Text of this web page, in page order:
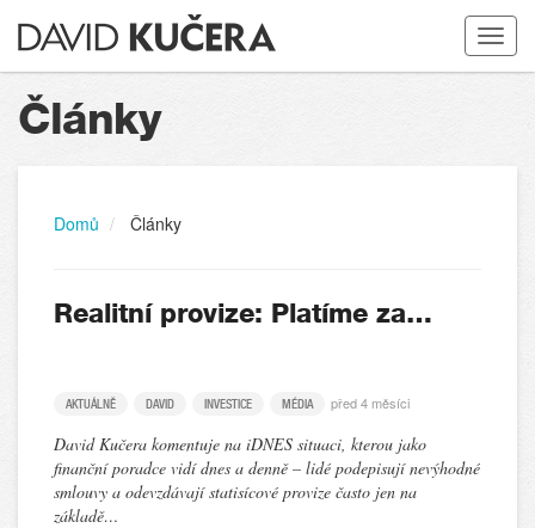
Toggle
Články
Domů Články
Realitní provize: Platíme za…
AKTUÁLNĚ DAVID INVESTICE MÉDIA před 4 měsíci
David Kučera komentuje na iDNES situaci, kterou jako
finanční poradce vidí dnes a denně – lidé podepisují nevýhodné
smlouvy a odevzdávají statisícové provize často jen na
základě…